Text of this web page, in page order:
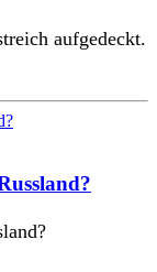
aufgedeckt.